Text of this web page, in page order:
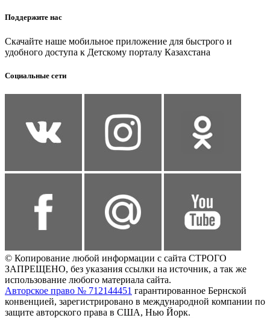
Поддержите нас
Скачайте наше мобильное приложение для быстрого и
удобного доступа к Детскому порталу Казахстана
Социальные сети
© Копирование любой информации с сайта СТРОГО
ЗАПРЕЩЕНО, без указания ссылки на источник, а так же
использование любого материала сайта.
Авторское право № 712144451 гарантированное Бернской
конвенцией, зарегистрировано в международной компании по
защите авторского права в США, Нью Йорк.